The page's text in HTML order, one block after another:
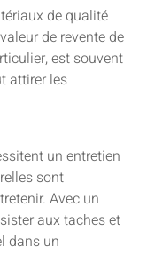
de qualité
de revente de
est souvent
attirer les
un entretien
sont
Avec un
aux taches et
dans un